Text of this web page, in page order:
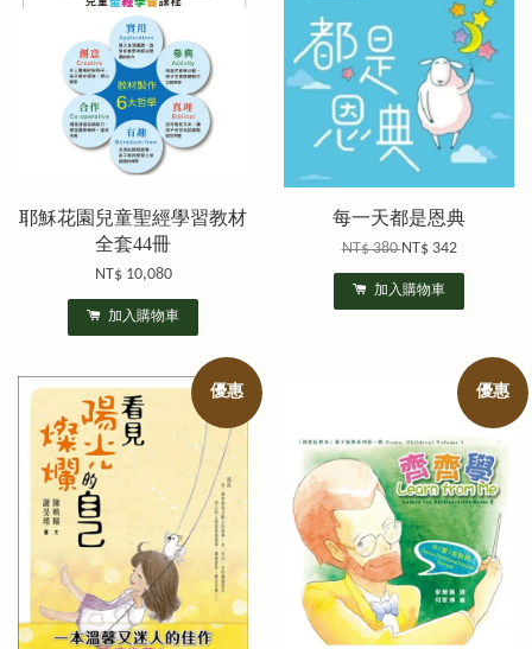
耶穌花園兒童聖經學習教材
全套44冊
NT$ 10,080
加入購物車
每一天都是恩典
NT$ 380NT$ 342
加入購物車
優惠 優惠